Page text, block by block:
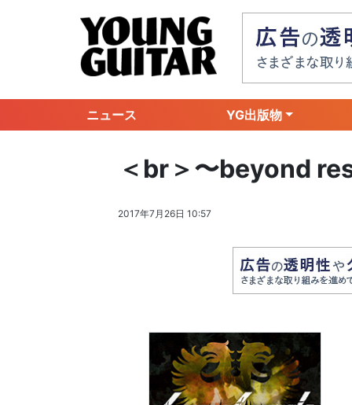
ニュース YG出版物
＜br＞〜beyond
2017年7月26日 10:57